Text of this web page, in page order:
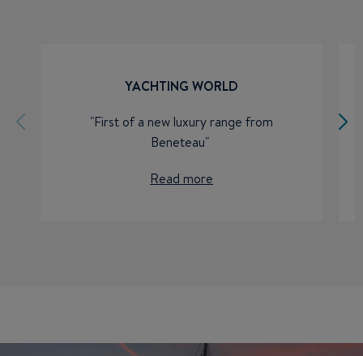
YACHTING WORLD
"First of a new luxury range from
Beneteau"
Read more